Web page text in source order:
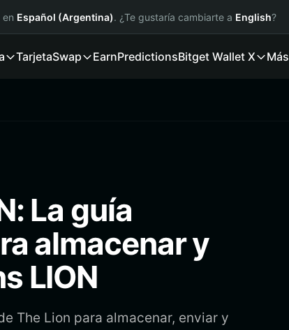
en Español (Argentina). ¿Te gustaría cambiarte a English?
TarjetaSwap EarnPredictionsBitget Wallet X Más
La guía
almacenar y
LION
The Lion para almacenar, enviar y